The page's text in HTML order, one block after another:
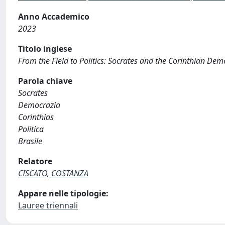
Anno Accademico
2023
Titolo inglese
From the Field to Politics: Socrates and the Corinthian
Parola chiave
Socrates
Democrazia
Corinthias
Politica
Brasile
Relatore
CISCATO, COSTANZA
Appare nelle tipologie:
Lauree triennali